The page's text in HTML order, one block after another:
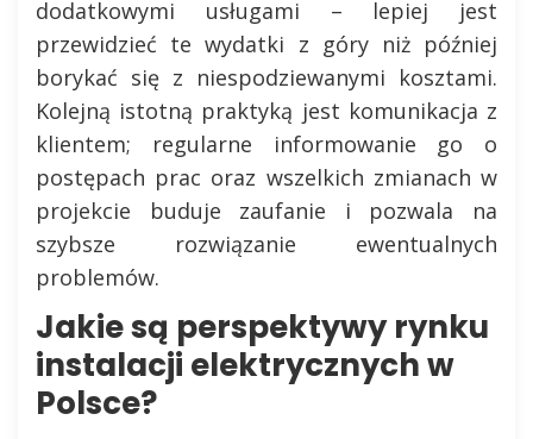
dodatkowymi usługami – lepiej jest
przewidzieć te wydatki z góry niż później
borykać się z niespodziewanymi kosztami.
Kolejną istotną praktyką jest komunikacja z
klientem; regularne informowanie go o
postępach prac oraz wszelkich zmianach w
projekcie buduje zaufanie i pozwala na
szybsze rozwiązanie ewentualnych
problemów.
Jakie są perspektywy rynku
instalacji elektrycznych w
Polsce?